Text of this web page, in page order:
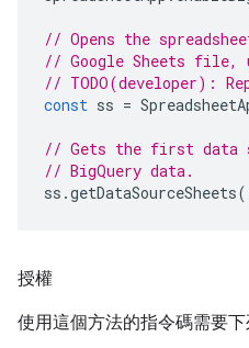
// Opens the
// Google Sheets file,
// TODO(developer):
const ss =
// Gets the first data
// BigQuery data.
ss .getDataSourceSheets
授權
使用這個方法的指令碼需要